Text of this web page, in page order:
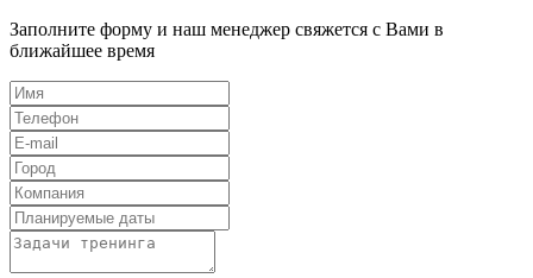
Заполните форму и наш менеджер свяжется с Вами в
ближайшее время